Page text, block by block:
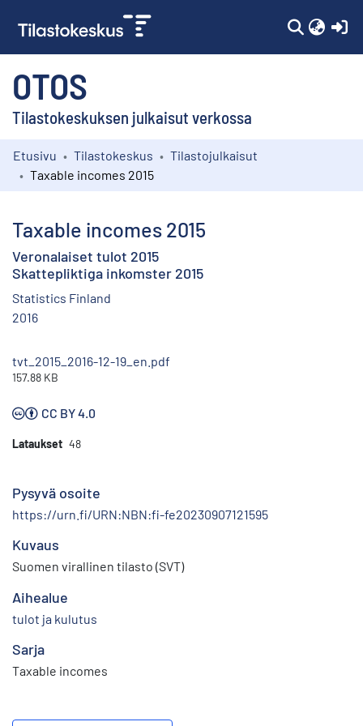
OTOS
Tilastokeskuksen julkaisut verkossa
Kokoelmat
Etusivu Tilastokeskus
Tilastojulkaisut
Taxable incomes 2015
Taxable incomes 2015
Veronalaiset tulot 2015
Skattepliktiga inkomster 2015
Statistics Finland
2016
tvt_2015_2016-12-19_en.pdf
157.88 KB
CC BY 4.0
Lataukset 48
Pysyvä osoite
https://urn.fi/URN:NBN:fi-fe20230907121595
Kuvaus
Suomen virallinen tilasto (SVT)
Aihealue
tulot ja kulutus
Sarja
Taxable incomes